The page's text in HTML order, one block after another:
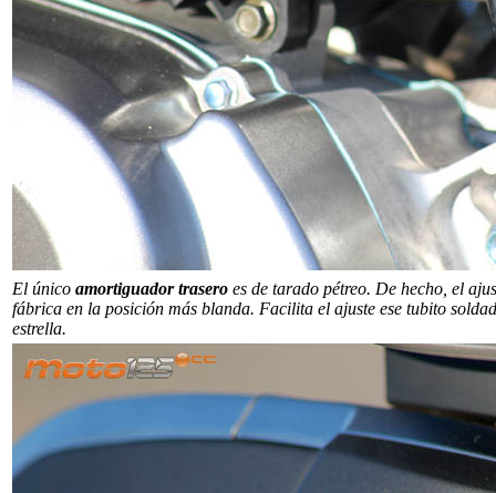
El único amortiguador trasero es de tarado pétreo. De hecho, el
fábrica en la posición más blanda. Facilita el ajuste ese tubito
estrella.